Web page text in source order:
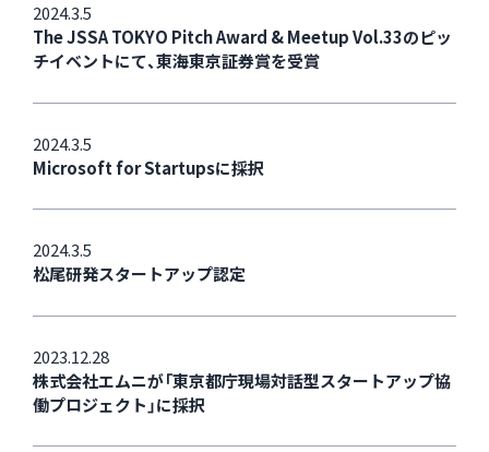
2024.3.5
The JSSA TOKYO Pitch Award & Meetup Vol.33のピッ
チイベントにて、東海東京証券賞を受賞
2024.3.5
Microsoft for Startupsに採択
2024.3.5
松尾研発スタートアップ認定
2023.12.28
株式会社エムニが「東京都庁現場対話型スタートアップ協
働プロジェクト」に採択